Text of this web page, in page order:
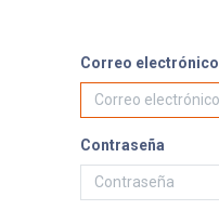
Correo electrónico
Contraseña